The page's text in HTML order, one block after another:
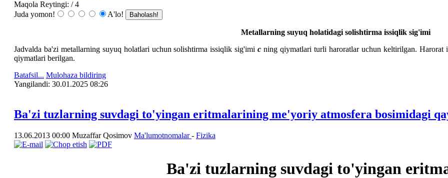
Maqola Reytingi: / 4
Juda yomon!
A'lo!
Metallarning suyuq holatidagi solishtirma issiqlik sig'imi
Jadvalda ba'zi metallarning suyuq holatlari uchun solishtirma issiqlik sig'imic ning qiymatlari turli haroratlar uchun keltirilgan. Harorat
qiymatlari berilgan.
Batafsil... Mulohaza bildiring
Yangilаndi: 30.01.2025 08:26
Ba'zi tuzlarning suvdagi to'yingan eritmalarining me'yoriy atmosfera bosimidagi
13.06.2013 00:00 Muzaffar Qosimov Ma'lumotnomalar- Fizika
Ba'zi tuzlarning suvdagi to'yingan